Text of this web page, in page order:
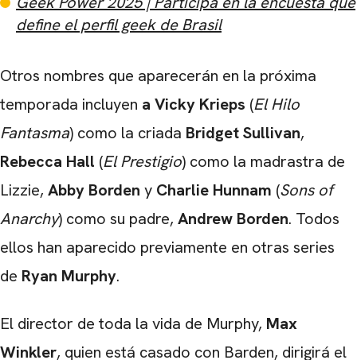
define el perfil geek de Brasil
Otros nombres que aparecerán en la próxima
temporada incluyen a Vicky Krieps (El Hilo
Fantasma) como la criada Bridget Sullivan,
Rebecca Hall (El Prestigio) como la madrastra de
Lizzie, Abby Borden y Charlie Hunnam (Sons of
Anarchy) como su padre, Andrew Borden. Todos
ellos han aparecido previamente en otras series
de Ryan Murphy.
El director de toda la vida de Murphy, Max
Winkler, quien está casado con Barden, dirigirá el